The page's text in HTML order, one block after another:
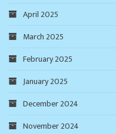
April 2025
March 2025
February 2025
January 2025
December 2024
November 2024